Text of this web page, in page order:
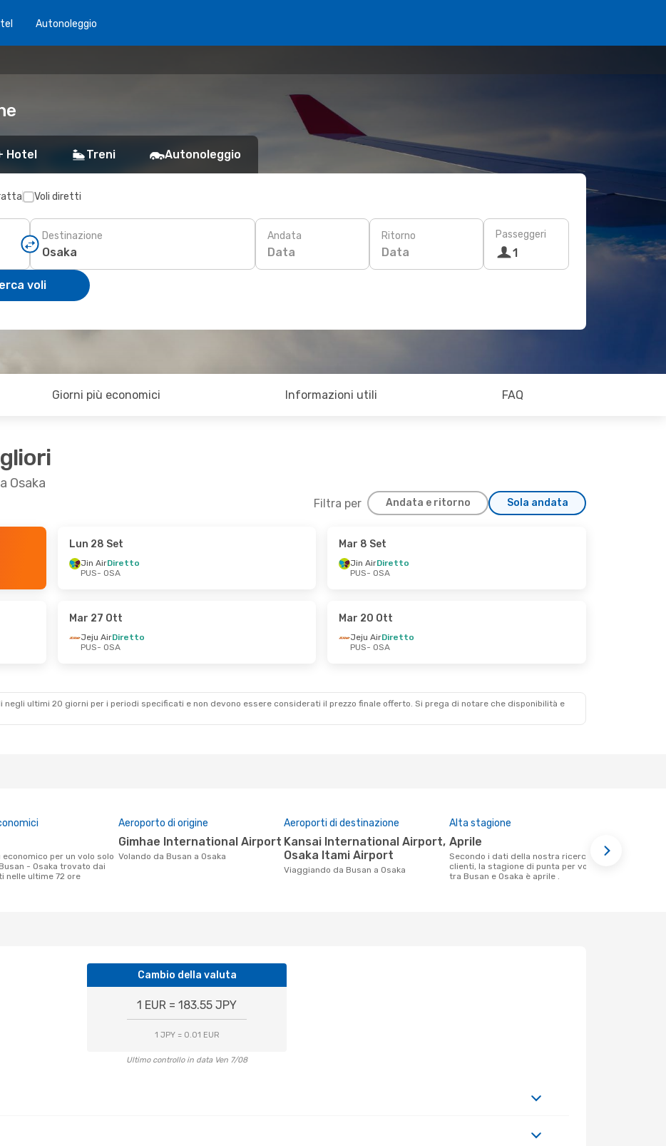
Autonoleggio
Hotel Treni Autonoleggio
Voli diretti
Destinazione Andata
Data
Ritorno
Data
Passeggeri
1
voli
Giorni più economici Informazioni utili FAQ
Osaka
Filtra per Andata e ritorno Sola andata
Lun 28 Set
Jin AirDiretto
PUS- OSA
Mar 8 Set
Jin AirDiretto
PUS- OSA
Mar 27 Ott
Jeju AirDiretto
PUS- OSA
Mar 20 Ott
Jeju AirDiretto
PUS- OSA
negli ultimi 20 giorni per i periodi specificati e non devono essere considerati il ​​prezzo finale offerto. Si prega di notare che disponibilità e
- Osaka trovato dai
nelle ultime 72 ore
Aeroporto di origine
Gimhae International Airport
Volando da Busan a Osaka
Aeroporti di destinazione
Kansai International Airport,
Osaka Itami Airport
Viaggiando da Busan a Osaka
Alta stagione
aprile
Secondo i dati della nostra ricerca
clienti, la stagione di punta per volare
tra Busan e Osaka è aprile .
Cambio della valuta
1 EUR = 183.55 JPY
1 JPY = 0.01 EUR
Ultimo controllo in data Ven 7/08